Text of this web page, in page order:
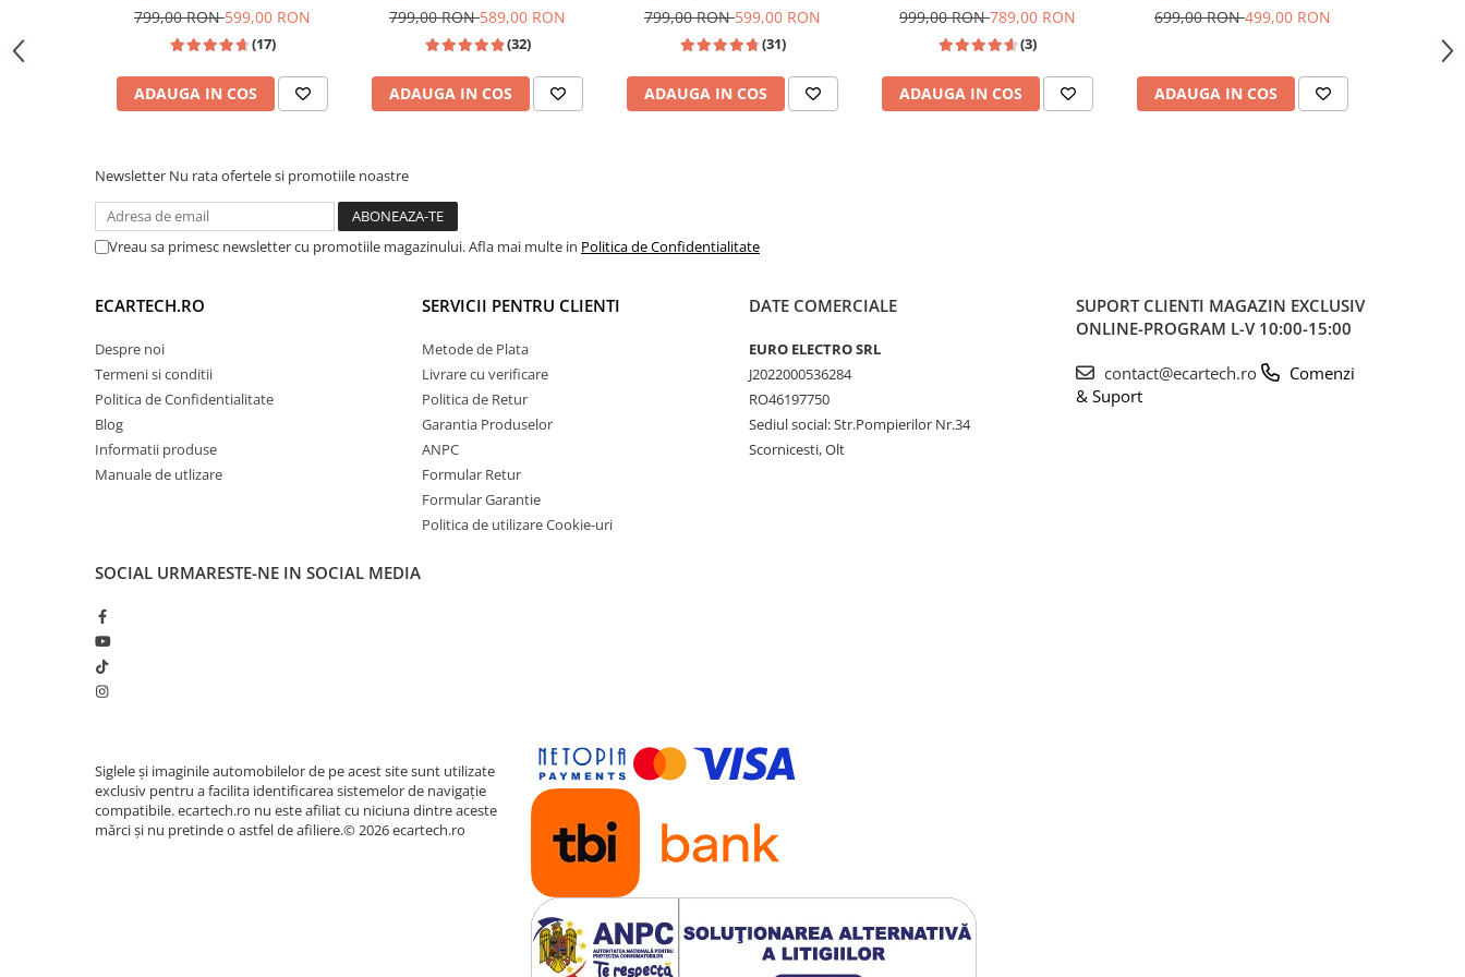
Invertoare auto
Lumini Ambientale
Testere auto
Intretinere auto
Aspirator
Trusa cale distributie
Echipamente service auto
Huse volan
Chei si truse chei
Aeroterme
Dezumidificatoare
Compresoare aer
Difuzore Auto
Casti Wireless
Subwoofer Auto
a căldurii degajate de placa de bază, garantând fluiditate în rulaj
(prevenind blocarea aplicațiilor) și menținând performanța constantă a
procesorului Quad-Core, chiar și în zilele toride de vară sau la utilizare
🖥️ Interfață Intuitivă Android 14
si Anroid Auto, Mirror Link, Wi-
10.1 Inch
799,00 RON599,00 RON
(17)
ADAUGA IN COS
Auto, ecran 7"|Compatibil Golf
Polo, Tiguan, Touran
799,00 RON589,00 RON
(32)
ADAUGA IN COS
Android, Ecran de 9 Inch,
dedicata Golf 5, Golf 6, Jetta,
Passat B6, CC, B7, Polo, Tiguan,
Touran, Skoda, Seat
799,00 RON599,00 RON
(31)
ADAUGA IN COS
DSP, cu CarPlay si Android Auto
FHD 10.1 Inch
999,00 RON789,00 RON
(3)
ADAUGA IN COS
inch, CarPlay și Android Auto
HD
699,00 RON499,00 RON
ADAUGA IN COS
Newsletter Nu rata ofertele si promotiile noastre
Vreau sa primesc newsletter cu promotiile magazinului. Afla mai multe in Politica de Confidentialitate
ECARTECH.RO
Despre noi
Termeni si conditii
Politica de Confidentialitate
Blog
Informatii produse
Manuale de utlizare
SERVICII PENTRU CLIENTI
Metode de Plata
Livrare cu verificare
Politica de Retur
Garantia Produselor
ANPC
Formular Retur
Formular Garantie
Politica de utilizare Cookie-uri
DATE COMERCIALE
EURO ELECTRO SRL
J2022000536284
RO46197750
Sediul social: Str.Pompierilor Nr.34
Scornicesti, Olt
SUPORT CLIENTI MAGAZIN EXCLUSIV
ONLINE-PROGRAM L-V 10:00-15:00
contact@ecartech.ro
Comenzi
& Suport
SOCIAL URMARESTE-NE IN SOCIAL MEDIA
Siglele și imaginile automobilelor de pe acest site sunt utilizate
exclusiv pentru a facilita identificarea sistemelor de navigație
compatibile. ecartech.ro nu este afiliat cu niciuna dintre aceste
mărci și nu pretinde o astfel de afiliere.© 2026 ecartech.ro